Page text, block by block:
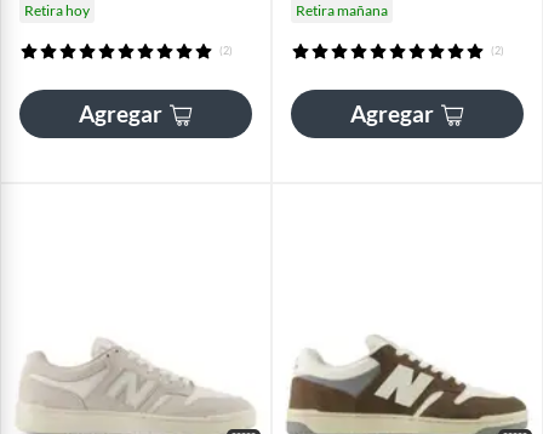
Retira hoy
(2)
Agregar
Retira mañana
(2)
Agregar